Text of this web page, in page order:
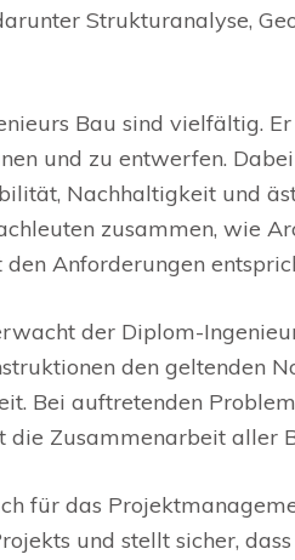
Strukturanalyse,
Bau sind vielfältig.
und zu entwerfen.
Nachhaltigkeit und
zusammen, wie
Anforderungen
der Diplom-
den geltenden
Bei auftretenden
die Zusammenarbeit aller
für das
und stellt sicher,